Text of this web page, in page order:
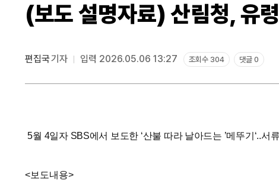
(보도 설명자료) 산림청, 유
편집국기자 입력 2026.05.06 13:27 조회수 304 댓글 0
5월 4일자 SBS에서 보도한 ‘산불 따라 날아드는 ’메뚜기 ‘..서
<보도내용>